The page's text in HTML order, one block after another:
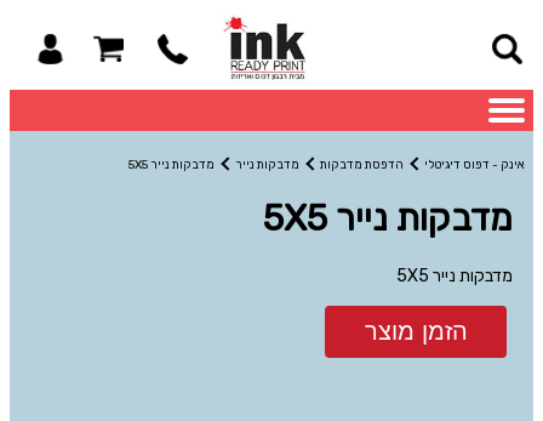
אינק - דפוס דיגיטלי הדפסת מדבקות מדבקות נייר מדבקות נייר 5X5
מדבקות נייר 5X5
מדבקות נייר 5X5
הזמן מוצר